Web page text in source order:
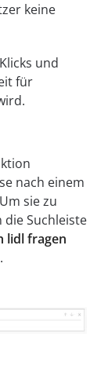
keine
und
für
nach einem
sie zu
Suchleiste
lidl fragen